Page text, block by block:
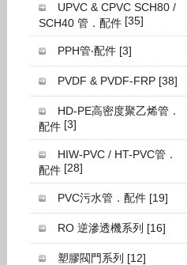
UPVC & CPVC SCH80 /
SCH40 管．配件 [35]
PPH管‧配件 [3]
PVDF & PVDF-FRP [38]
HD-PE高密度聚乙烯管．
配件 [3]
HIW-PVC / HT-PVC管．
配件 [28]
PVC污水管．配件 [19]
RO 逆滲透機系列 [16]
塑膠閥門系列 [12]